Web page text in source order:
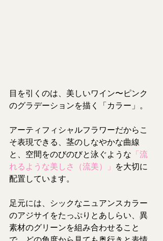
目を引くのは、美しいワイン〜ピンク
のグラデーションを描く「カラー」。
アーティフィシャルフラワーだからこ
そ表現できる、茎のしなやかな曲線
と、空間をのびのびと泳ぐような 「流
れるような美しさ（流美）」
を大切に
配置しています。
足元には、シックなニュアンスカラー
のアジサイをたっぷりとあしらい、異
素材のグリーンを組み合わせること